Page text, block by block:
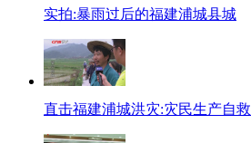
实拍:暴雨过后的福建浦城县城
直击福建浦城洪灾:灾民生产自救